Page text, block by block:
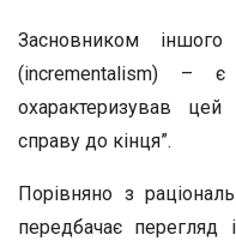
Засновником іншого
(incrementalism) –
охарактеризував
справу до кінця”.
Порівняно з
передбачає перегляд